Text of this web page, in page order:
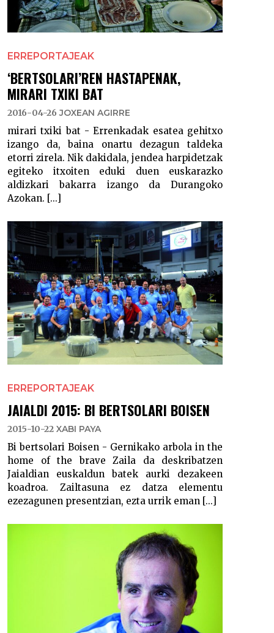
ERREPORTAJEAK
‘BERTSOLARI’REN HASTAPENAK,
MIRARI TXIKI BAT
2016-04-26 JOXEAN AGIRRE
mirari txiki bat - Errenkadak esatea gehitxo
izango da, baina onartu dezagun taldeka
etorri zirela. Nik dakidala, jendea harpidetzak
egiteko itxoiten eduki duen euskarazko
aldizkari bakarra izango da Durangoko
Azokan. [...]
ERREPORTAJEAK
JAIALDI 2015: BI BERTSOLARI BOISEN
2015-10-22 XABI PAYA
Bi bertsolari Boisen - Gernikako arbola in the
home of the brave Zaila da deskribatzen
Jaialdian euskaldun batek aurki dezakeen
koadroa. Zailtasuna ez datza elementu
ezezagunen presentzian, ezta urrik eman [...]